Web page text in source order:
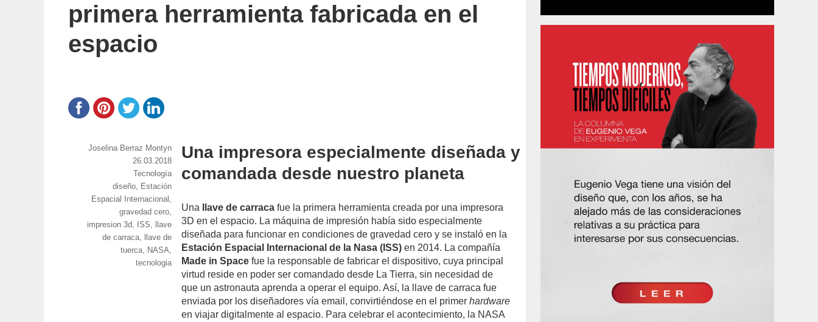
primera herramienta fabricada en el
espacio
Una impresora especialmente diseñada y
comandada desde nuestro planeta
Una llave de carraca fue la primera herramienta creada por una impresora
3D en el espacio. La máquina de impresión había sido especialmente
diseñada para funcionar en condiciones de gravedad cero y se instaló en la
Estación Espacial Internacional de la Nasa (ISS) en 2014. La compañía
Made in Space fue la responsable de fabricar el dispositivo, cuya principal
virtud reside en poder ser comandado desde La Tierra, sin necesidad de
que un astronauta aprenda a operar el equipo. Así, la llave de carraca fue
enviada por los diseñadores vía email, convirtiéndose en el primerhardware
en viajar digitalmente al espacio. Para celebrar el acontecimiento, la NASA
https://www.experimenta.es/author/joselina-
Joselina Berraz Montyn
Publicado
el
26.03.2018
Categorías
Tecnología
Etiquetas
diseño, Estación
Espacial Internacional ,
gravedad cero,
impresion 3d, ISS,
llave
de carraca,
llave de
tuerca, NASA,
tecnologia